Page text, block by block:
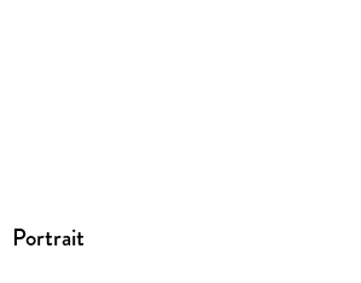
Portrait